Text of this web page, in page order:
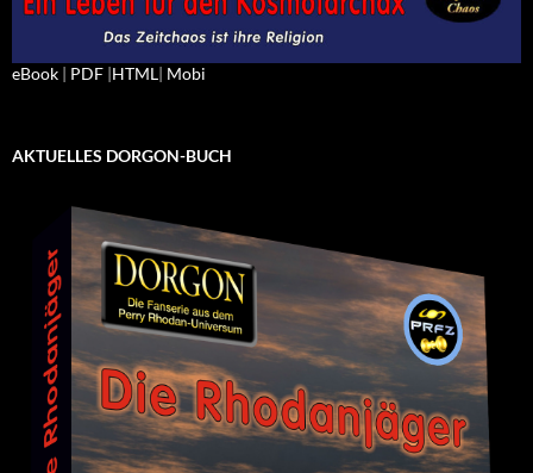
eBook | PDF |HTML| Mobi
AKTUELLES DORGON-BUCH